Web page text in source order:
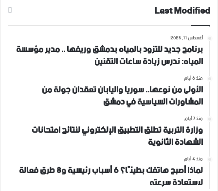
Last Modified
أغسطس 11, 2025
برنامج جديد للتزود بالمياه بدمشق وريفها .. مدير مؤسسة
المياه: ندرس زيادة ساعات التقنين
منذ 6 أيام
الأولى من نوعها.. سوريا واليابان تعقدان جولة من
المشاورات السياسية في دمشق
منذ 7 أيام
وزارة التربية تطلق التطبيق الإلكتروني لنتائج امتحانات
الشهادة الثانوية
منذ 4 أيام
لماذا أصبح هاتفك بطيئًا؟ 6 أسباب رئيسية و8 طرق فعالة
لاستعادة سرعته